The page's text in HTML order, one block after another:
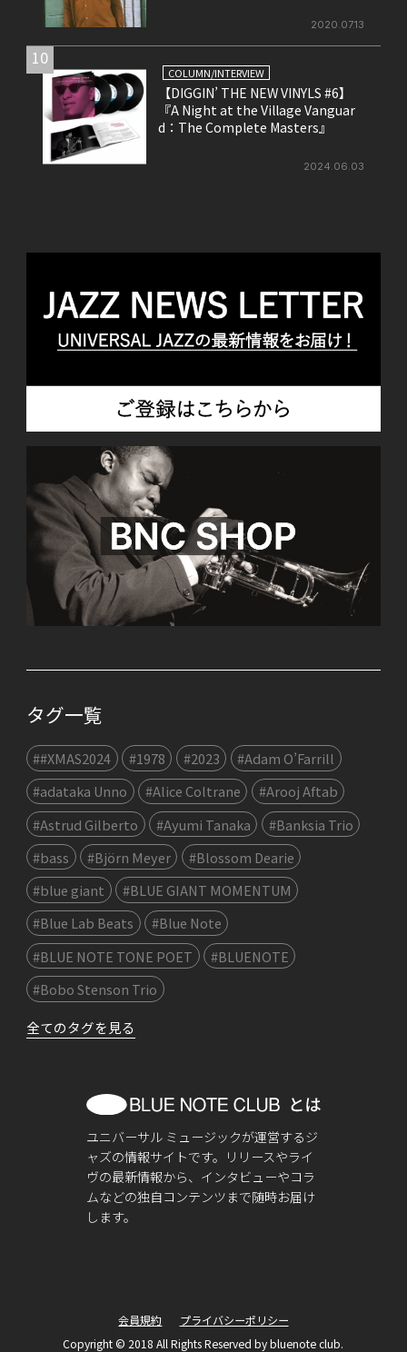
2020.07.13
10
COLUMN/INTERVIEW
【DIGGIN’ THE NEW VINYLS #6】
『A Night at the Village Vanguar
d：The Complete Masters』
2024.06.03
タグ一覧
##XMAS2024 #1978 #2023
#Adam O’Farrill
#adataka Unno
#Alice Coltrane
#Arooj Aftab
#Astrud Gilberto
#Ayumi Tanaka
#Banksia Trio
#bass
#Björn Meyer
#Blossom Dearie
#blue giant
#BLUE GIANT MOMENTUM
#Blue Lab Beats
#Blue Note
#BLUE NOTE TONE POET
#BLUENOTE
#Bobo Stenson Trio
全てのタグを見る
ユニバーサル ミュージックが運営するジ
ャズの情報サイトです。リリースやライ
ヴの最新情報から、インタビューやコラ
ムなどの独自コンテンツまで随時お届け
します。
会員規約
プライバシーポリシー
Copyright © 2018 All Rights Reserved by bluenote club.